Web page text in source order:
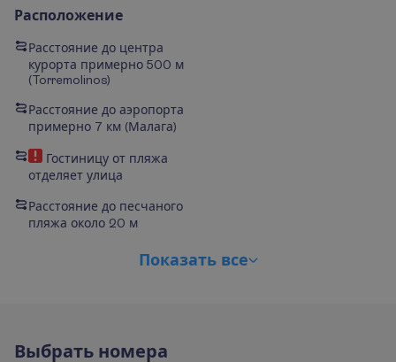
Расположение
Расстояние до центра
курорта примерно 500 м
(Torremolinos)
Расстояние до аэропорта
примерно 7 км (Малага)
Гостиницу от пляжа
отделяет улица
Расстояние до песчаного
пляжа около 20 м
Показать все
Выбрать номера